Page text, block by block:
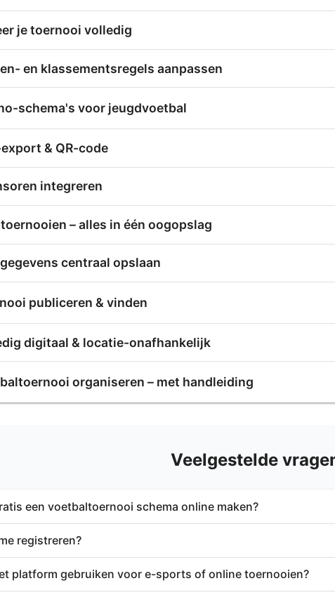
je toernooi volledig
en klassementsregels aanpassen
schema's voor jeugdvoetbal
export & QR-code
integreren
– alles in één oogopslag
centraal opslaan
publiceren & vinden
digitaal & locatie-onafhankelijk
organiseren – met handleiding
Veelgestelde
een voetbaltoernooi schema online maken?
registreren?
platform gebruiken voor e-sports of online toernooien?